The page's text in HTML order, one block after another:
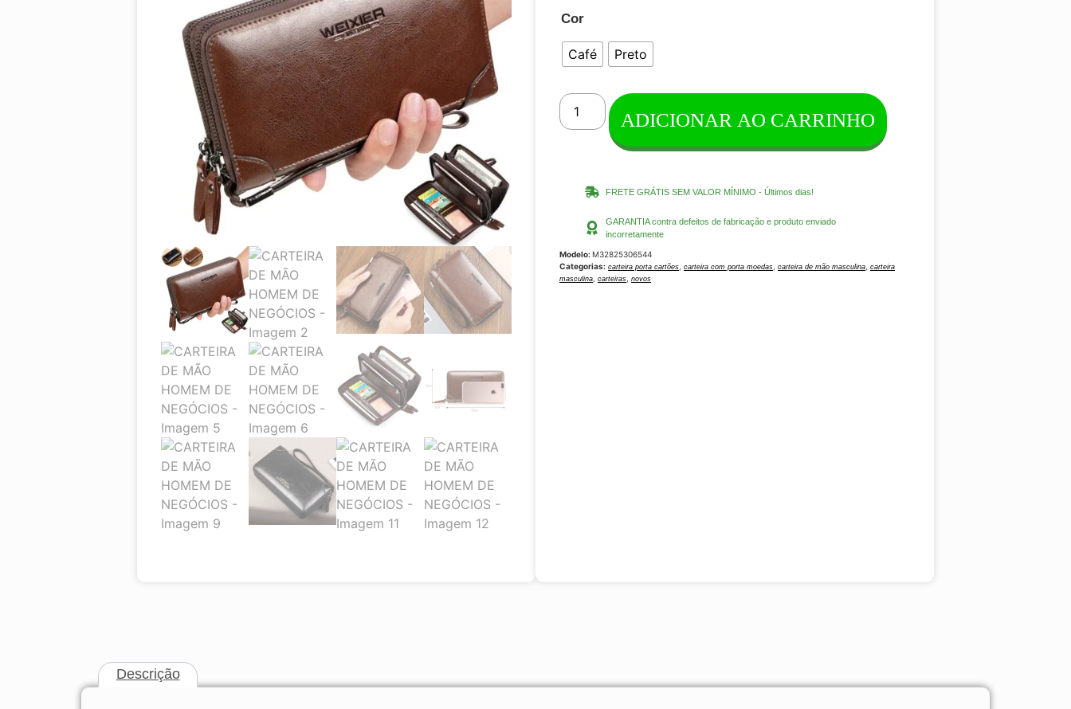
Cor
Café Preto
ADICIONAR AO CARRINHO
FRETE GRÁTIS SEM VALOR MÍNIMO - Últimos dias!
GARANTIA contra defeitos de fabricação e produto enviado
incorretamente
Modelo: M32825306544
Categorias: carteira porta cartões carteira com porta moedas carteira de mão masculina carteira
masculina carteiras novos
Descrição